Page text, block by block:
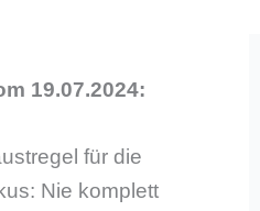
19.07.2024:
für die
Nie komplett